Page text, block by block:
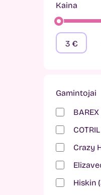
Kaina
3€
Gamintojai
COTRIL
Crazy
Hiskin